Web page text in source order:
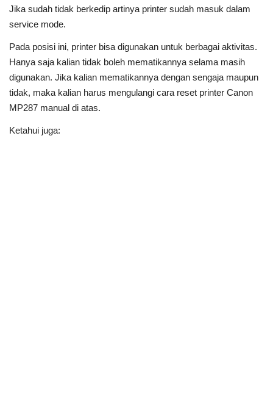
Jika sudah tidak berkedip artinya printer sudah masuk dalam
service mode.
Pada posisi ini, printer bisa digunakan untuk berbagai aktivitas.
Hanya saja kalian tidak boleh mematikannya selama masih
digunakan. Jika kalian mematikannya dengan sengaja maupun
tidak, maka kalian harus mengulangi cara reset printer Canon
MP287 manual di atas.
Ketahui juga: